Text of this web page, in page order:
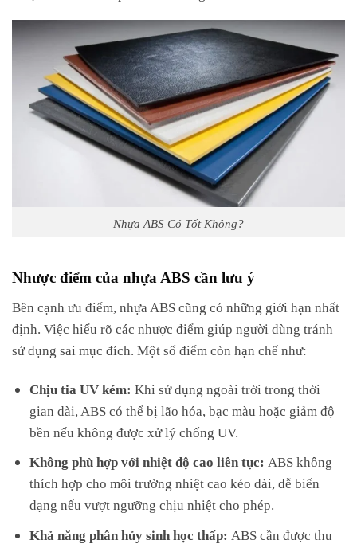
Nhựa ABS Có Tốt Không?
Nhược điểm của nhựa ABS cần lưu ý
Bên cạnh ưu điểm, nhựa ABS cũng có những giới hạn nhất
định. Việc hiểu rõ các nhược điểm giúp người dùng tránh
sử dụng sai mục đích. Một số điểm còn hạn chế như:
Chịu tia UV kém: Khi sử dụng ngoài trời trong thời
gian dài, ABS có thể bị lão hóa, bạc màu hoặc giảm độ
bền nếu không được xử lý chống UV.
Không phù hợp với nhiệt độ cao liên tục: ABS không
thích hợp cho môi trường nhiệt cao kéo dài, dễ biến
dạng nếu vượt ngưỡng chịu nhiệt cho phép.
Khả năng phân hủy sinh học thấp: ABS cần được thu